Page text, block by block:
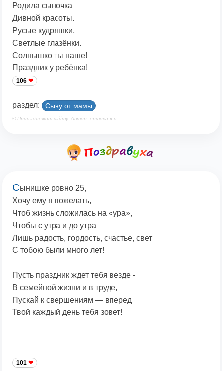
Родила сыночка
Дивной красоты.
Русые кудряшки,
Светлые глазёнки.
Солнышко ты наше!
Праздник у ребёнка!
106
раздел: Сыну от мамы
© Принадлежит сайту. Автор: ершова р.н.
Сынишке ровно 25,
Хочу ему я пожелать,
Чтоб жизнь сложилась на «ура»,
Чтобы с утра и до утра
Лишь радость, гордость, счастье, свет
С тобою были много лет!
Пусть праздник ждет тебя везде -
В семейной жизни и в труде,
Пускай к свершениям — вперед
Твой каждый день тебя зовет!
101